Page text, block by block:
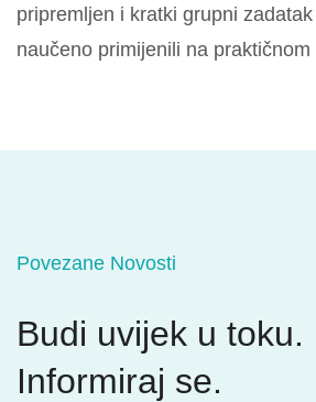
pripremljen i kratki grupni
naučeno primijenili na praktičnom
Povezane Novosti
Budi uvijek u toku.
Informiraj se.